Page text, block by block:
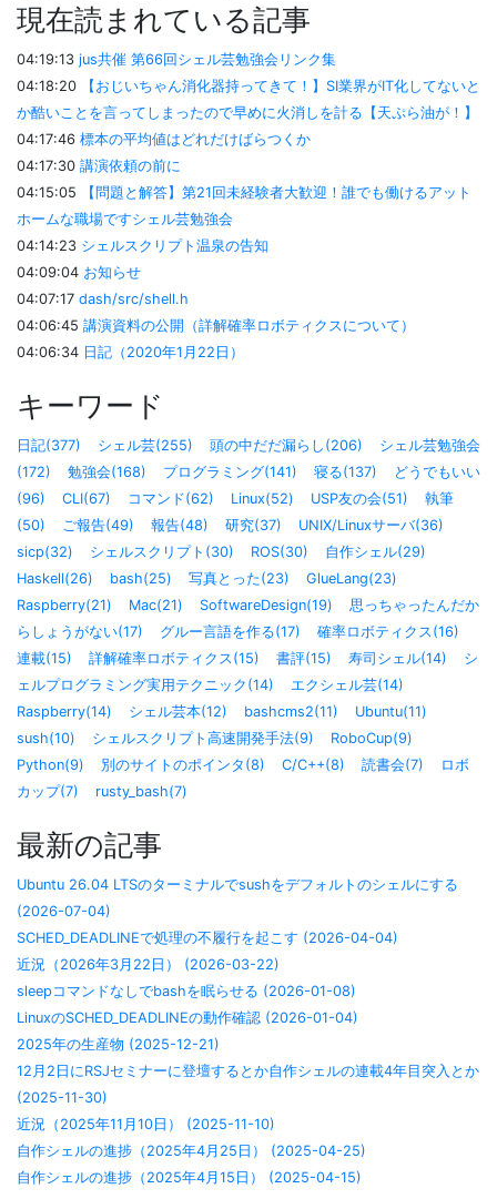
現在読まれている記事
04:19:13 jus共催 第66回シェル芸勉強会リンク集
04:18:20
【おじいちゃん消化器持ってきて！】SI業界がIT化してないと
か酷いことを言ってしまったので早めに火消しを計る【天ぷら油が！】
04:17:46 標本の平均値はどれだけばらつくか
04:17:30 講演依頼の前に
04:15:05
【問題と解答】第21回未経験者大歓迎！誰でも働けるアット
ホームな職場ですシェル芸勉強会
04:14:23 シェルスクリプト温泉の告知
04:09:04 お知らせ
04:07:17 dash/src/shell.h
04:06:45 講演資料の公開（詳解確率ロボティクスについて）
04:06:34 日記（2020年1月22日）
キーワード
日記(377) シェル芸(255) 頭の中だだ漏らし(206)
シェル芸勉強会
(172)
勉強会(168) プログラミング(141) 寝る(137)
どうでもいい
(96)
CLI(67) コマンド(62) Linux(52) USP友の会(51)
執筆
(50)
ご報告(49) 報告(48) 研究(37)
UNIX/Linuxサーバ(36)
sicp(32)
シェルスクリプト(30) ROS(30)
自作シェル(29)
Haskell(26)
bash(25) 写真とった(23)
GlueLang(23)
Raspberry(21)
Mac(21) SoftwareDesign(19)
思っちゃったんだか
らしょうがない(17)
グルー言語を作る(17)
確率ロボティクス(16)
連載(15)
詳解確率ロボティクス(15) 書評(15) 寿司シェル(14)
シ
ェルプログラミング実用テクニック(14)
エクシェル芸(14)
Raspberry(14)
シェル芸本(12) bashcms2(11)
Ubuntu(11)
sush(10)
シェルスクリプト高速開発手法(9)
RoboCup(9)
Python(9)
別のサイトのポインタ(8) C/C++(8) 読書会(7)
ロボ
カップ(7)
rusty_bash(7)
最新の記事
Ubuntu 26.04 LTSのターミナルでsushをデフォルトのシェルにする
(2026-07-04)
SCHED_DEADLINEで処理の不履行を起こす (2026-04-04)
近況（2026年3月22日） (2026-03-22)
sleepコマンドなしでbashを眠らせる (2026-01-08)
LinuxのSCHED_DEADLINEの動作確認 (2026-01-04)
2025年の生産物 (2025-12-21)
12月2日にRSJセミナーに登壇するとか自作シェルの連載4年目突入とか
(2025-11-30)
近況（2025年11月10日） (2025-11-10)
自作シェルの進捗（2025年4月25日） (2025-04-25)
自作シェルの進捗（2025年4月15日） (2025-04-15)